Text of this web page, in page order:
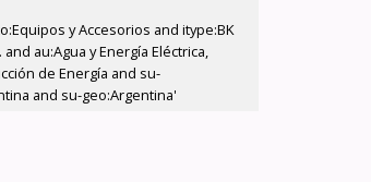
y Accesorios and itype:BK
au:Agua y Energía Eléctrica,
de Energía and su-
and su-geo:Argentina'